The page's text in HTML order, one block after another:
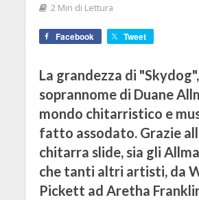
2 Min di Lettura
Facebook Tweet
La grandezza di
soprannome di Duane
mondo chitarristico e
fatto assodato. Grazie
chitarra slide, sia gli
che tanti altri artisti, da
Pickett ad Aretha